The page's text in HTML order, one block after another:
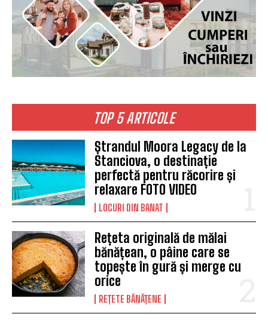
TOP 5 ARTICOLE
Ștrandul Moora Legacy de la
Stanciova, o destinație
perfectă pentru răcorire și
relaxare FOTO VIDEO
LOCURI DIN BANAT
Rețeta originală de mălai
bănățean, o pâine care se
topește în gură și merge cu
orice
REȚETE BĂNĂȚENE